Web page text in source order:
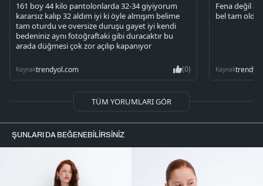
161 boy 44 kilo pantolonlarda 32-34 giyiyorum
kararsız kalıp 32 aldım iyi ki öyle almışım belime
tam oturdu ve oversize duruşu gayet iyi kendi
bedeniniz aynı fotoğraftaki gibi duracaktır bu
arada düğmesi çok zor açılıp kapanıyor
Kaynaktrendyol.com (0)
Fena değil
bel tam oldu
Kaynak
TÜM YORUMLARI GÖR
ŞUNLARI DA BEĞENEBILIRSINIZ